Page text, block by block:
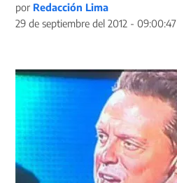
por Redacción Lima
29 de septiembre del 2012 - 09:00:47